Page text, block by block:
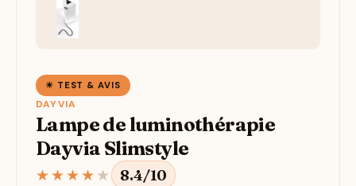
☀ TEST & AVIS
DAYVIA
Lampe de luminothérapie
Dayvia Slimstyle
★★★★ ★ 8.4/10